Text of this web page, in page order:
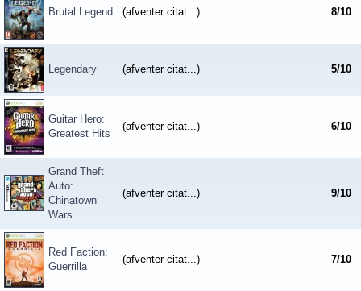
Brutal Legend (afventer citat...) 8/10
Legendary (afventer citat...) 5/10
Guitar Hero:
Greatest Hits
(afventer citat...) 6/10
Grand Theft
Auto:
Chinatown
Wars
(afventer citat...) 9/10
Red Faction:
Guerrilla
(afventer citat...) 7/10